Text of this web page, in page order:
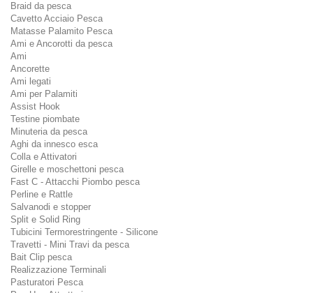
Braid da pesca
Cavetto Acciaio Pesca
Matasse Palamito Pesca
Ami e Ancorotti da pesca
Ami
Ancorette
Ami legati
Ami per Palamiti
Assist Hook
Testine piombate
Minuteria da pesca
Aghi da innesco esca
Colla e Attivatori
Girelle e moschettoni pesca
Fast C - Attacchi Piombo pesca
Perline e Rattle
Salvanodi e stopper
Split e Solid Ring
Tubicini Termorestringente - Silicone
Travetti - Mini Travi da pesca
Bait Clip pesca
Realizzazione Terminali
Pasturatori Pesca